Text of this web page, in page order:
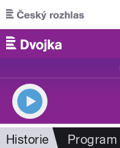
Přejít k hlavnímu obsahu
Historie Program